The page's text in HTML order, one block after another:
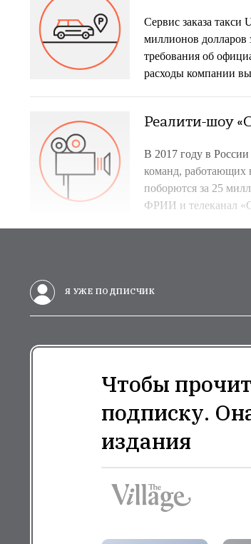
Сервис заказа такси
миллионов долларов
требования об
расходы компании
Реалити-шоу
В 2017 году в России
команд, работающих
поборются за 25
ФРИИ и телеканал
Я УЖЕ ПОДПИСЧИК
Чтобы
подписку.
издания